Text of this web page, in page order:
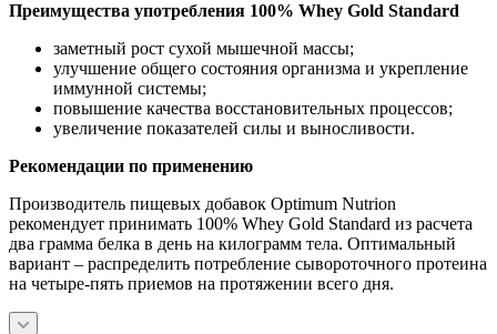
Преимущества употребления 100% Whey Gold Standard
заметный рост сухой мышечной массы;
улучшение общего состояния организма и укрепление
иммунной системы;
повышение качества восстановительных процессов;
увеличение показателей силы и выносливости.
Рекомендации по применению
Производитель пищевых добавок Optimum Nutrion
рекомендует принимать 100% Whey Gold Standard из расчета
два грамма белка в день на килограмм тела. Оптимальный
вариант – распределить потребление сывороточного протеина
на четыре-пять приемов на протяжении всего дня.